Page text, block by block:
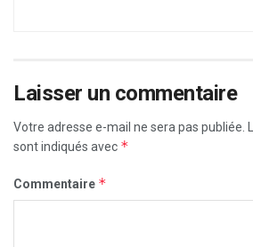
Laisser un commentaire
Votre adresse e-mail ne sera pas publiée.
sont indiqués avec *
Commentaire *